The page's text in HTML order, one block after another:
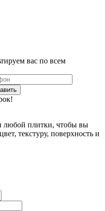
вас по всем
любой плитки, чтобы вы
текстуру, поверхность и